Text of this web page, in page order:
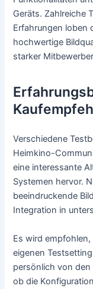
Geräts. Zahlreiche
Erfahrungen loben
hochwertige
starker
Verschiedene
Heimkino-
eine interessante
Systemen hervor.
beeindruckende
Integration in
Es wird
eigenen
persönlich von den
ob die